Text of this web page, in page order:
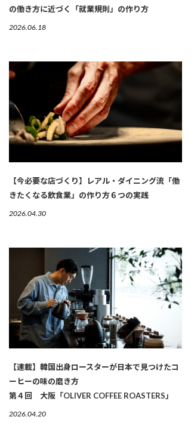
の働き方に近づく「就業規則」の作り方
2026.06.18
【今必要な店づくり】レアル・ダイニング流「働
きたくなる飲食業」の作り方６つの実践
2026.04.30
【連載】韓国出身ロースターが日本で見つけたコ
ーヒーの味の磨き方
第４回 大阪「OLIVER COFFEE ROASTERS」
2026.04.20